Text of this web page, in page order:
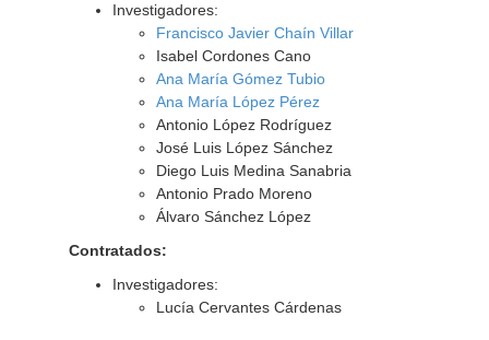
Investigadores:
Francisco Javier Chaín Villar
Isabel Cordones Cano
Ana María Gómez Tubio
Ana María López Pérez
Antonio López Rodríguez
José Luis López Sánchez
Diego Luis Medina Sanabria
Antonio Prado Moreno
Álvaro Sánchez López
Contratados:
Investigadores:
Lucía Cervantes Cárdenas